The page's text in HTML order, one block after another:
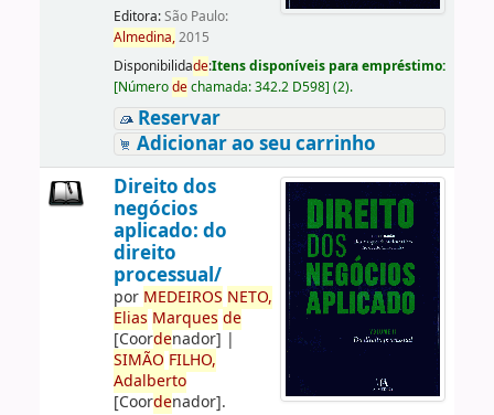
Editora:São Paulo:
Almedina,2015
Disponibilidade:Itens disponíveis para empréstimo:
[Númerodechamada:342.2 D598] (2).
Reservar
Adicionar ao seu carrinho
Direito dos
negócios
aplicado: do
direito
processual/
por MEDEIROS NETO,
Elias Marques de
[Coordenador] |
SIMÃO FILHO,
Adalberto
[Coordenador].